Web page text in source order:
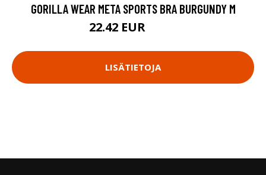
GORILLA WEAR META SPORTS BRA BURGUNDY M
22.42 EUR
LISÄTIETOJA